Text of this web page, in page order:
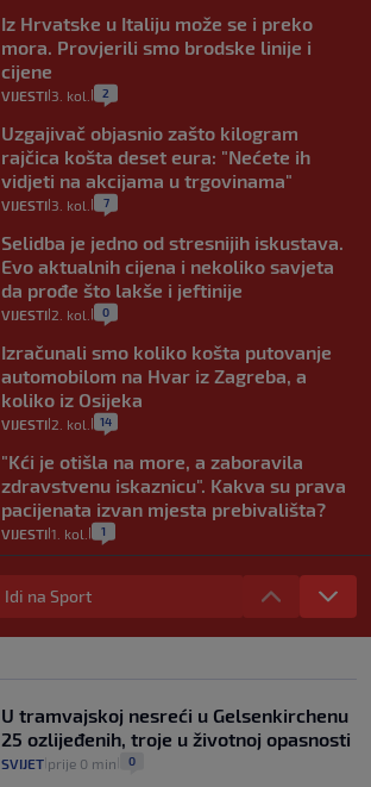
Iz Hrvatske u Italiju može se i preko
mora. Provjerili smo brodske linije i
cijene
VIJESTI 3. kol. 2
Uzgajivač objasnio zašto kilogram
rajčica košta deset eura: "Nećete ih
vidjeti na akcijama u trgovinama"
VIJESTI 3. kol. 7
Selidba je jedno od stresnijih iskustava.
Evo aktualnih cijena i nekoliko savjeta
da prođe što lakše i jeftinije
VIJESTI 2. kol. 0
Izračunali smo koliko košta putovanje
automobilom na Hvar iz Zagreba, a
koliko iz Osijeka
VIJESTI 2. kol. 14
"Kći je otišla na more, a zaboravila
zdravstvenu iskaznicu". Kakva su prava
pacijenata izvan mjesta prebivališta?
VIJESTI 1. kol. 1
Provjerili smo "što ćemo onda" ako
Plenković na 15 dana ukine mjere: "Ne bi
se dogodilo ništa. Vlada se zaljubila u te
intervencije"
Analitičar o Mostu: Oni su u yin-yang
poziciji i imaju drugog najpoznatijeg
bravara u povijesti Hrvatske
30. srp.
Idi na Sport
U tramvajskoj nesreći u Gelsenkirchenu
25 ozlijeđenih, troje u životnoj opasnosti
SVIJET prije 0 min 0